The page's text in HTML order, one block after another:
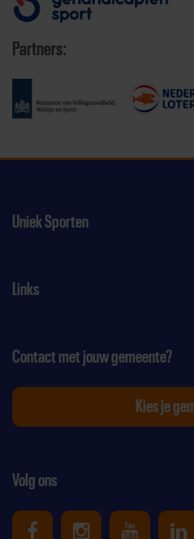
Partners:
Uniek Sporten
Links
Volg ons
Contact met jouw gemeente?
Kies je